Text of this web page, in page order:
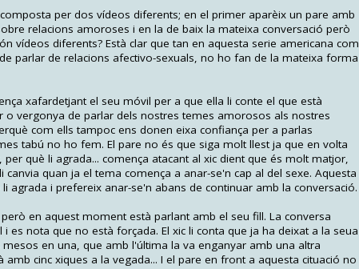
per dos vídeos diferents; en el primer aparèix un pare amb
relacions amoroses i en la de baix la mateixa conversació però
vídeos diferents? Està clar que tan en aquesta serie americana com
parlar de relacions afectivo-sexuals, no ho fan de la mateixa forma
xafardetjant el seu móvil per a que ella li conte el que està
o vergonya de parlar dels nostres temes amorosos als nostres
com ells tampoc ens donen eixa confiança per a parlas
tabú no ho fem. El pare no és que siga molt llest ja que en volta
què li agrada... comença atacant al xic dient que és molt matjor,
canvia quan ja el tema comença a anar-se'n cap al del sexe. Aquesta
agrada i prefereix anar-se'n abans de continuar amb la conversació.
en aquest moment està parlant amb el seu fill. La conversa
es nota que no està forçada. El xic li conta que ja ha deixat a la seua
en una, que amb l'última la va enganyar amb una altra
cinc xiques a la vegada... I el pare en front a aquesta cituació no